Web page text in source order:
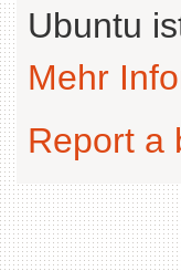
Ubuntu
Mehr
Report a